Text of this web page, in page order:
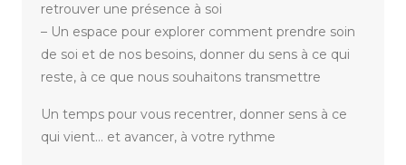
retrouver une présence à soi
– Un espace pour explorer comment prendre soin
de soi et de nos besoins, donner du sens à ce qui
reste, à ce que nous souhaitons transmettre
Un temps pour vous recentrer, donner sens à ce
qui vient… et avancer, à votre rythme